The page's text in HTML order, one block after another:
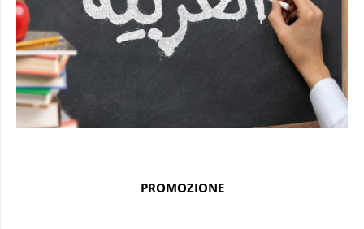
PROMOZIONE